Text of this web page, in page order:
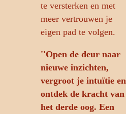
te versterken en met
meer vertrouwen je
eigen pad te volgen.
''Open de deur naar
nieuwe inzichten,
vergroot je intuïtie en
ontdek de kracht van
het derde oog. Een